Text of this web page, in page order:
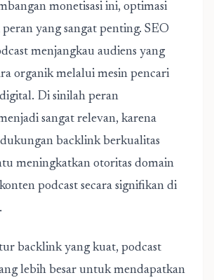
monetisasi ini, optimasi
yang sangat penting. SEO
menjangkau audiens yang
organik melalui mesin pencari
Di sinilah peran
sangat relevan, karena
backlink berkualitas
meningkatkan otoritas domain
podcast secara signifikan di
backlink yang kuat, podcast
lebih besar untuk mendapatkan